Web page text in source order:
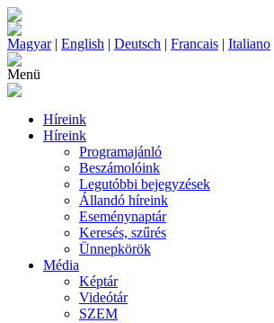
Magyar| English | Deutsch | Francais | Italiano
Menü
Híreink
Híreink
Programajánló
Beszámolóink
Legutóbbi bejegyzések
Állandó híreink
Eseménynaptár
Keresés, szűrés
Ünnepkörök
Média
Képtár
Videótár
SZEM